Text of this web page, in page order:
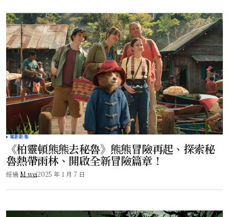
電影影集
《柏靈頓熊熊去秘魯》熊熊冒險再起、探索秘
魯熱帶雨林、開啟全新冒險篇章！
經過 M wei2025 年 1 月 7 日